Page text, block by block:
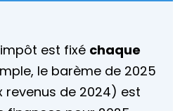
est fixé chaque
le barème de 2025
revenus de 2024) est